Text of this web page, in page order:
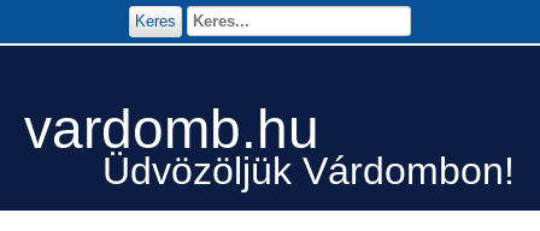
vardomb.hu
Üdvözöljük Várdombon!
Keres